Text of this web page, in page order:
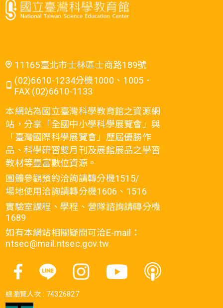
11165臺北市士林區士商路189號
(02)6610-1234分機1000、1005．
FAX (02)6610-1133
本網站為國立臺灣科學教育館之資源網
站，分享「全國中小學科學展覽會」與
「臺灣國際科學展覽會」歷屆優勝作
品、科學研習雙月刊及展館展品之學習
教材等豐富數位資源。
團體參觀預約洽詢請轉分機1515/
場地使用洽詢請轉分機1606、1516
實驗室課程、學程、營隊諮詢請轉分機
1689
如有本網站相關疑問可洽E-mail：
ntsec@mail.ntsec.gov.tw
總瀏覽人次 : 74326827